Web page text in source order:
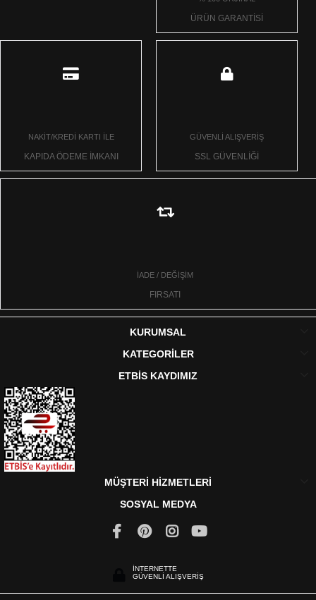
ÜRÜN GARANTİSİ
NAKİT/KREDİ KARTI İLE
KAPIDA ÖDEME İMKANI
GÜVENLİ ALIŞVERİŞ
SSL GÜVENLİĞİ
İADE / DEĞİŞİM
FIRSATI
KURUMSAL
KATEGORİLER
ETBİS KAYDIMIZ
MÜŞTERİ HİZMETLERİ
SOSYAL MEDYA
İNTERNETTE
GÜVENLİ ALIŞVERİŞ